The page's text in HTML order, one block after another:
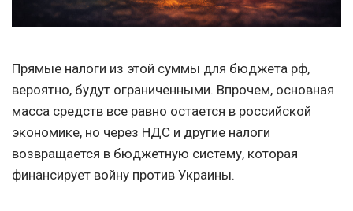
Прямые налоги из этой суммы для бюджета рф,
вероятно, будут ограниченными. Впрочем, основная
масса средств все равно остается в российской
экономике, но через НДС и другие налоги
возвращается в бюджетную систему, которая
финансирует войну против Украины.